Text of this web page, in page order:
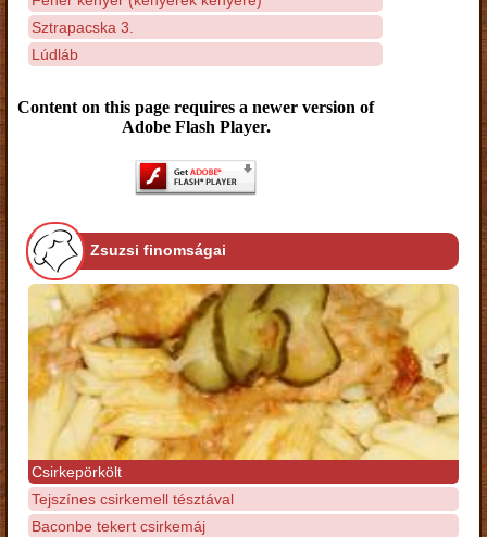
Sztrapacska 3.
Lúdláb
Content on this page requires a newer version of
Adobe Flash Player.
Zsuzsi finomságai
Csirkepörkölt
Tejszínes csirkemell tésztával
Baconbe tekert csirkemáj